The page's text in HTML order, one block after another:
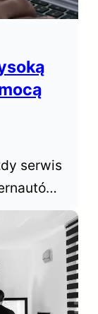
serwis
do
(Search